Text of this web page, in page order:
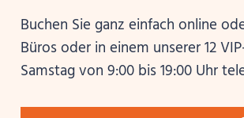
Buchen Sie ganz einfach online
Büros oder in einem unserer 12
Samstag von 9:00 bis 19:00 Uhr